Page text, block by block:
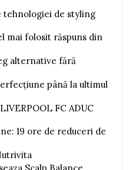
tehnologiei de styling
mai folosit răspuns din
alternative fără
până la ultimul
FC ADUC
19 ore de reduceri de